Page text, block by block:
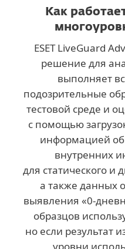
Как
ESET LiveGuard
решение для
выполняет
подозрительные
тестовой среде и
с помощью
информацией об
внутренних
для статического и
а также данных
выявления «0-
образцов
но если результат